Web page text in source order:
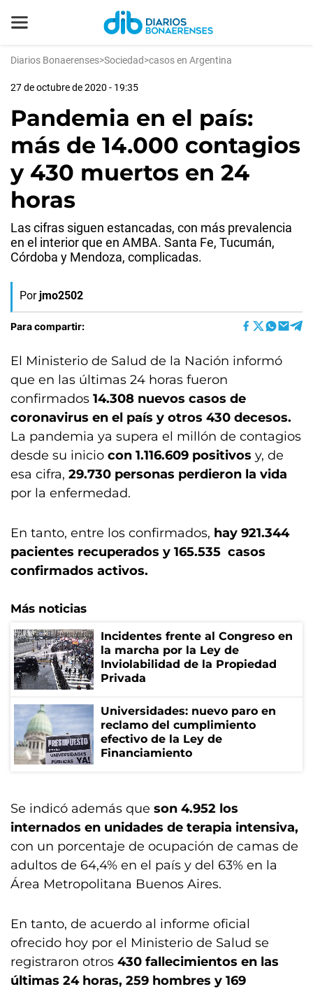
Diarios Bonaerenses>Sociedad>casos en Argentina
27 de octubre de 2020 - 19:35
Pandemia en el país:
más de 14.000 contagios
y 430 muertos en 24
horas
Las cifras siguen estancadas, con más prevalencia
en el interior que en AMBA. Santa Fe, Tucumán,
Córdoba y Mendoza, complicadas.
Por jmo2502
Para compartir:
El Ministerio de Salud de la Nación informó
que en las últimas 24 horas fueron
confirmados 14.308 nuevos casos de
coronavirus en el país y otros 430 decesos.
La pandemia ya supera el millón de contagios
desde su inicio con 1.116.609 positivos y, de
esa cifra, 29.730 personas perdieron la vida
por la enfermedad.
En tanto, entre los confirmados, hay 921.344
pacientes recuperados y 165.535 casos
confirmados activos.
Más noticias
Incidentes frente al Congreso en
la marcha por la Ley de
Inviolabilidad de la Propiedad
Privada
Universidades: nuevo paro en
reclamo del cumplimiento
efectivo de la Ley de
Financiamiento
Se indicó además que son 4.952 los
internados en unidades de terapia intensiva,
con un porcentaje de ocupación de camas de
adultos de 64,4% en el país y del 63% en la
Área Metropolitana Buenos Aires.
En tanto, de acuerdo al informe oficial
ofrecido hoy por el Ministerio de Salud se
registraron otros 430 fallecimientos en las
últimas 24 horas, 259 hombres y 169